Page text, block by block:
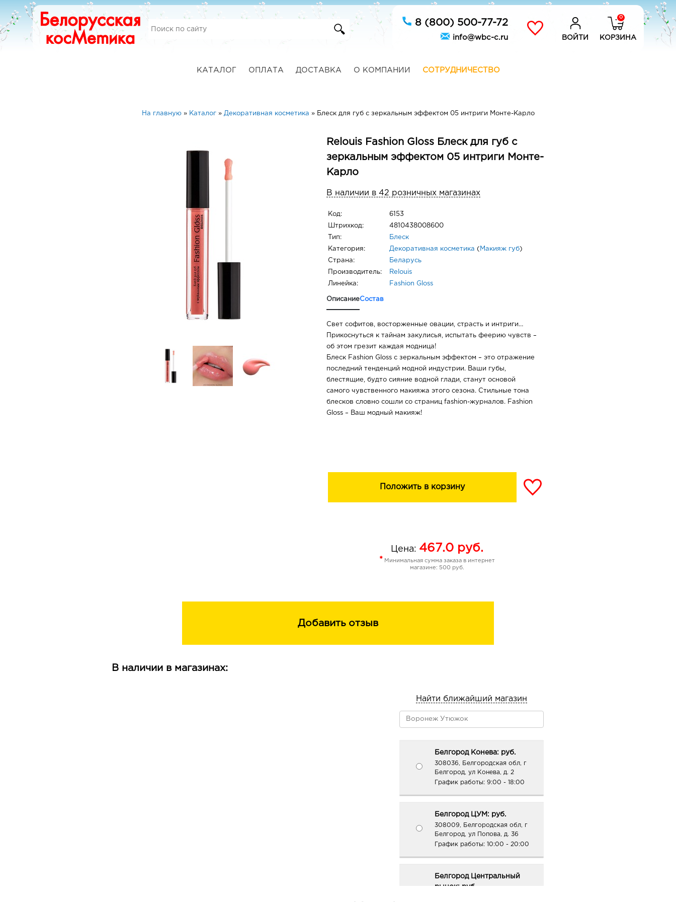
8 (800) 500-77-72
info@wbc-c.ru ВОЙТИ
0
КОРЗИНА
КАТАЛОГ ОПЛАТА ДОСТАВКА О КОМПАНИИ СОТРУДНИЧЕСТВО
На главную» Каталог» Декоративная косметика » Блеск для губ с зеркальным эффектом 05 интриги Монте-Карло
Relouis Fashion Gloss Блеск для губ с
зеркальным эффектом 05 интриги Монте-
Карло
В наличии в 42 розничных магазинах
Код: 6153
Штрихкод: 4810438008600
Тип: Блеск
Категория: Декоративная косметика ( Макияж губ)
Страна: Беларусь
Производитель: Relouis
Линейка: Fashion Gloss
ОписаниеСостав
Свет софитов, восторженные овации, страсть и интриги…
Прикоснуться к тайнам закулисья, испытать феерию чувств –
об этом грезит каждая модница!
Блеск Fashion Gloss с зеркальным эффектом – это отражение
последний тенденций модной индустрии. Ваши губы,
блестящие, будто сияние водной глади, станут основой
самого чувственного макияжа этого сезона. Стильные тона
блесков словно сошли со страниц fashion-журналов. Fashion
Gloss – Ваш модный макияж!
Положить в корзину
Цена: 467.0 руб.
* Минимальная сумма заказа в интернет
магазине: 500 руб.
Добавить отзыв
В наличии в магазинах:
Найти ближайший магазин
Белгород Конева: руб.
308036, Белгородская обл, г
Белгород, ул Конева, д. 2
График работы: 9:00 - 18:00
Белгород ЦУМ: руб.
308009, Белгородская обл, г
Белгород, ул Попова, д. 36
График работы: 10:00 - 20:00
Белгород Центральный
рынок: руб.